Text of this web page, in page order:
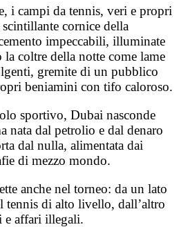
i campi da tennis, veri e propri
cornice della
impeccabili, illuminate
coltre della notte come lame
gremite di un pubblico
beniamini con tifo caloroso.
sportivo, Dubai nasconde
nata dal petrolio e dal denaro
dal nulla, alimentata dai
di mezzo mondo.
anche nel torneo: da un lato
tennis di alto livello, dall’altro
e affari illegali.